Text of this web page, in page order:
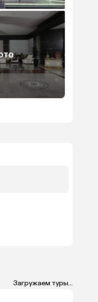
Загружаем туры...